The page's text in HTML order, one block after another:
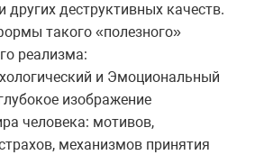
других деструктивных качеств.
такого «полезного»
реализма:
и Эмоциональный
изображение
человека: мотивов,
механизмов принятия